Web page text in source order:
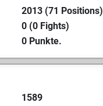
2013 (71 Positions)
0 (0 Fights)
0 Punkte.
1589